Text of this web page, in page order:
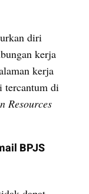
diri
kerja
kerja
tercantum di
Resources
BPJS